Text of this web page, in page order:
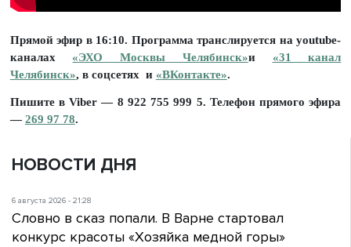
Прямой эфир в 16:10. Программа транслируется на youtube-
каналах «ЭХО Москвы Челябинск»и «31 канал
Челябинск», в соцсетях и «ВКонтакте».
Пишите в Viber — 8 922 755 999 5. Телефон прямого эфира
—269 97 78.
НОВОСТИ ДНЯ
6 августа 2026 - 21:28
Словно в сказ попали. В Варне стартовал
конкурс красоты «Хозяйка медной горы»